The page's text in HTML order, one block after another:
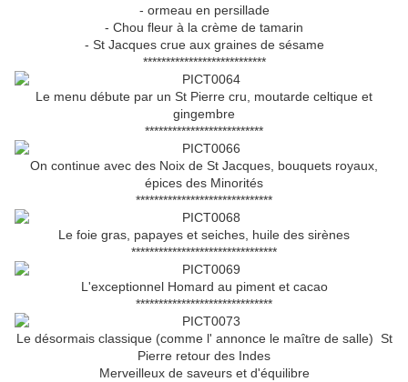
- ormeau en persillade
- Chou fleur à la crème de tamarin
- St Jacques crue aux graines de sésame
***************************
Le menu débute par un St Pierre cru, moutarde celtique et
gingembre
**************************
On continue avec des Noix de St Jacques, bouquets royaux,
épices des Minorités
******************************
Le foie gras, papayes et seiches, huile des sirènes
********************************
L'exceptionnel Homard au piment et cacao
******************************
Le désormais classique (comme l' annonce le maître de salle) St
Pierre retour des Indes
Merveilleux de saveurs et d'équilibre